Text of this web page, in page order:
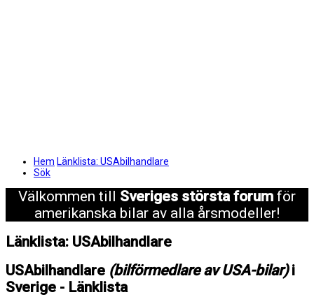
Hem Länklista: USAbilhandlare
Sök
Välkommen till Sveriges största forum för
amerikanska bilar av alla årsmodeller!
Länklista: USAbilhandlare
USAbilhandlare (bilförmedlare av USA-bilar)i
Sverige - Länklista